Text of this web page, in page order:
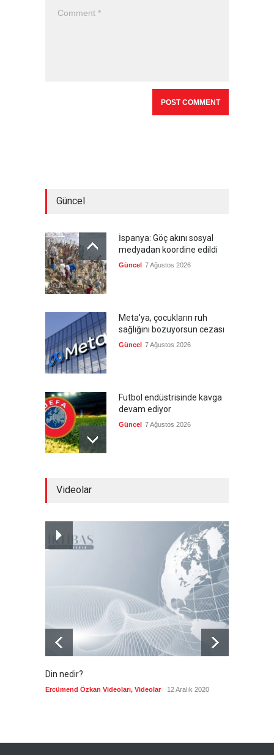
Güncel
İspanya: Göç akını sosyal
medyadan koordine edildi
Güncel 7 Ağustos 2026
Meta'ya, çocukların ruh
sağlığını bozuyorsun cezası
Güncel 7 Ağustos 2026
Futbol endüstrisinde kavga
devam ediyor
Güncel 7 Ağustos 2026
Devrik Yemen hükümeti ağır
7 Ağustos 2026
Videolar
Din nedir?
Ercümend Özkan Videoları, Videolar 12 Aralık 2020